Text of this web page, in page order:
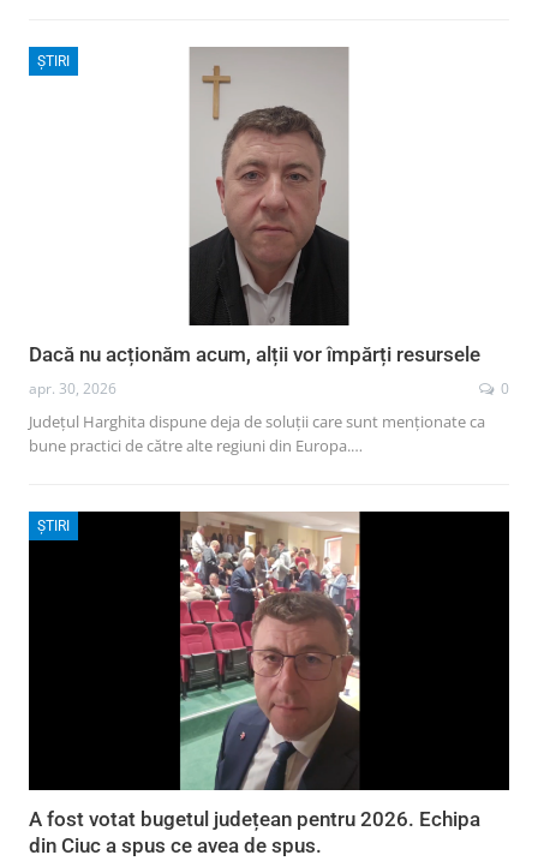
ȘTIRI
Dacă nu acționăm acum, alții vor împărți resursele
apr. 30, 2026 0
Județul Harghita dispune deja de soluții care sunt menționate ca
bune practici de către alte regiuni din Europa.…
ȘTIRI
A fost votat bugetul județean pentru 2026. Echipa
din Ciuc a spus ce avea de spus.